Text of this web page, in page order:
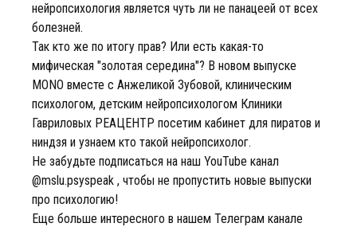
нейропсихология является чуть ли не панацеей от всех
болезней.
Так кто же по итогу прав? Или есть какая-то
мифическая "золотая середина"? В новом выпуске
MONO вместе с Анжеликой Зубовой, клиническим
психологом, детским нейропсихологом Клиники
Гавриловых РЕАЦЕНТР посетим кабинет для пиратов и
ниндзя и узнаем кто такой нейропсихолог.
Не забудьте подписаться на наш YouTube канал
@mslu.psyspeak , чтобы не пропустить новые выпуски
про психологию!
Еще больше интересного в нашем Телеграм канале